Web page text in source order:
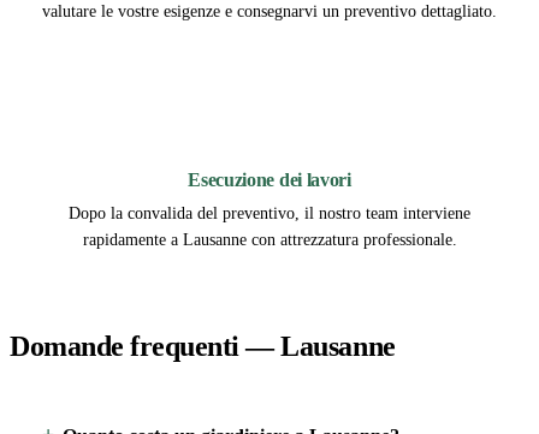
valutare le vostre esigenze e consegnarvi un preventivo dettagliato.
Esecuzione dei lavori
Dopo la convalida del preventivo, il nostro team interviene
rapidamente a Lausanne con attrezzatura professionale.
Domande frequenti — Lausanne